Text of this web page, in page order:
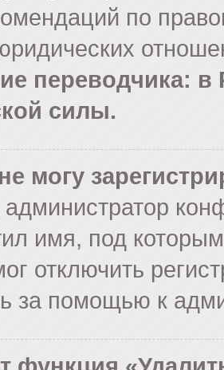
по
переводчика: в
силы.
могу
имя, под
отключить
за помощью к